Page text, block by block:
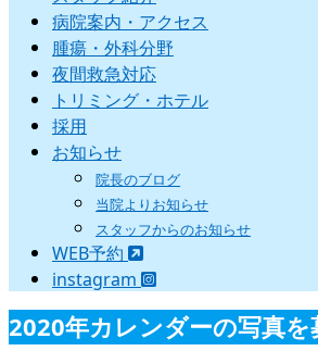
病院案内・アクセス
腫瘍・外科分野
夜間救急対応
トリミング・ホテル
採用
お知らせ
院長のブログ
当院よりお知らせ
スタッフからのお知らせ
WEB予約
instagram
2020年カレンダーの写真を